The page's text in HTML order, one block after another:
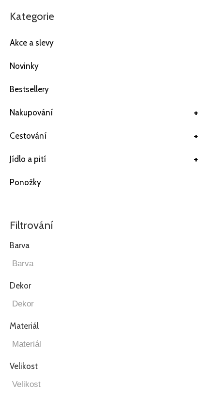
Kategorie
Akce a slevy
Novinky
Bestsellery
+
Nakupování
+
Cestování
+
Jídlo a pití
Ponožky
Filtrování
Barva
Dekor
Materiál
Velikost